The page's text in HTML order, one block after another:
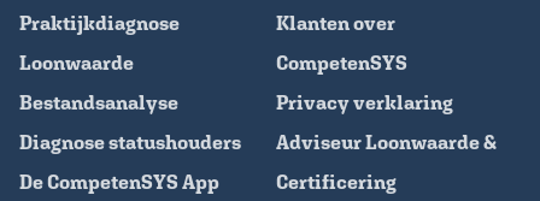
Praktijkdiagnose
Loonwaarde
Bestandsanalyse
Diagnose statushouders
De CompetenSYS App
Klanten over
CompetenSYS
Privacy verklaring
Adviseur Loonwaarde &
Certificering